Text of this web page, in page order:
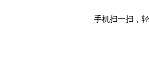
手机扫一扫，